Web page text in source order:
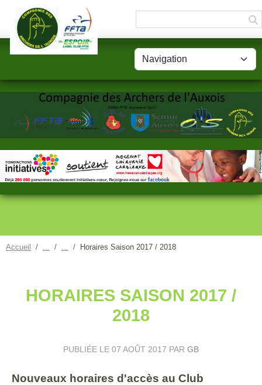
Accueil Horaires Saison 2017 / 2018
HORAIRES SAISON 2017 /
2018
PUBLIÉE LE 07 AOÛT 2017 PAR GB
Nouveaux horaires d'accès au Club
Panneau de gestion des cookies